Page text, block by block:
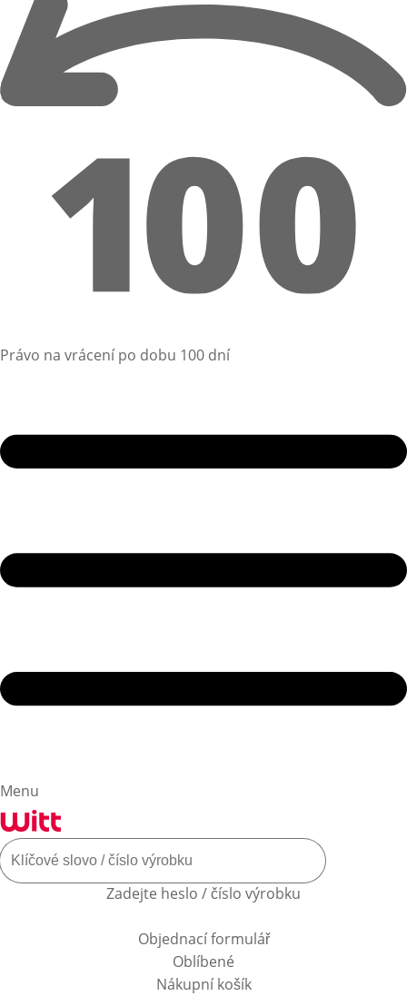
Právo na vrácení po dobu 100 dní
Menu
Zadejte heslo / číslo výrobku
Objednací formulář
Oblíbené
Nákupní košík